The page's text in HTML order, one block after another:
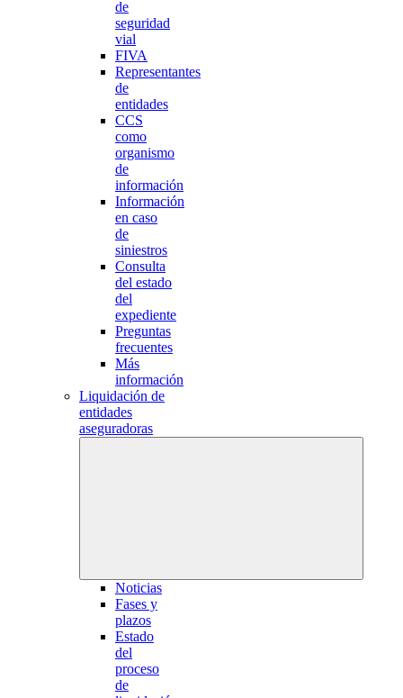
de
seguridad
vial
FIVA
Representantes
de
entidades
CCS
como
organismo
de
información
Información
en caso
de
siniestros
Consulta
del estado
del
expediente
Preguntas
frecuentes
Más
información
Liquidación de
entidades
aseguradoras
Noticias
Fases y
plazos
Estado
del
proceso
de